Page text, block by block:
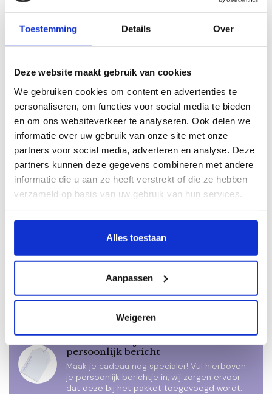
Toestemming Details Over
Deze website maakt gebruik van cookies
We gebruiken cookies om content en advertenties te
personaliseren, om functies voor social media te bieden
en om ons websiteverkeer te analyseren. Ook delen we
informatie over uw gebruik van onze site met onze
partners voor social media, adverteren en analyse. Deze
partners kunnen deze gegevens combineren met andere
informatie die u aan ze heeft verstrekt of die ze hebben
verzameld op basis van uw gebruik van hun services.
Alles toestaan
Aanpassen
Weigeren
Zijn er vragen over het geboorte cadeau pakket, neem dan
gerustcontactmet ons op.
Gerelateerde producten
Kraamcadeau jongen
geschenkset Gold Rammelaar €52,95
Kraamcadeau jongen
geschenkset Gold €47,95
persoonlijk bericht
Maak je cadeau nog specialer! Vul hierboven
je persoonlijk berichtje in, wij zorgen ervoor
dat deze bij het pakket toegevoegd wordt.